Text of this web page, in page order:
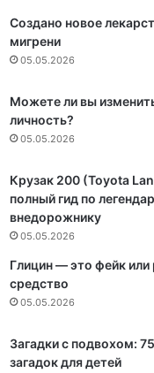
Создано новое
мигрени
05.05.2026
Можете ли вы
личность?
05.05.2026
Крузак 200 (Toyota
полный гид по
внедорожнику
05.05.2026
Глицин — это фейк или
средство
05.05.2026
Загадки с подвохом:
загадок для детей